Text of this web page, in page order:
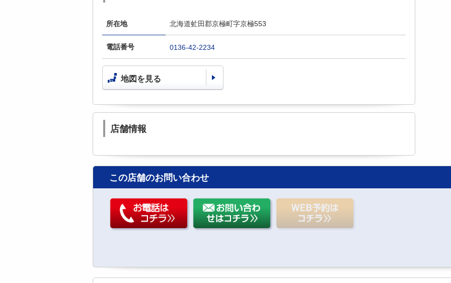
所在地 北海道虻田郡京極町字京極553
電話番号 0136-42-2234
地図を見る
店舗情報
この店舗のお問い合わせ